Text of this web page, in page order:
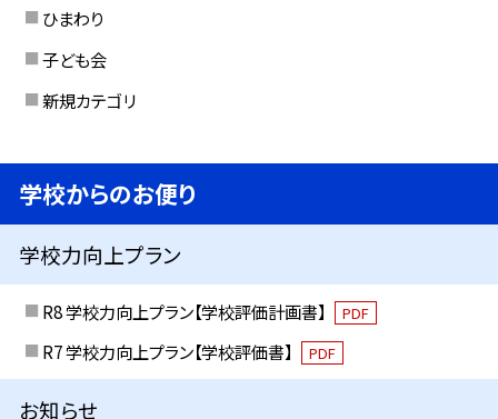
ひまわり
子ども会
新規カテゴリ
学校からのお便り
学校力向上プラン
R8 学校力向上プラン【学校評価計画書】 PDF
R7 学校力向上プラン【学校評価書】 PDF
お知らせ